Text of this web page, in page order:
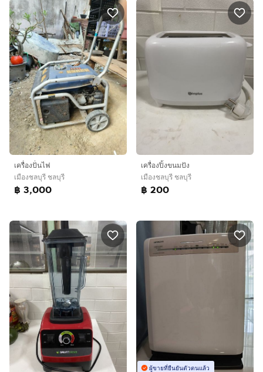
เครื่องปั่นไฟ
เมืองชลบุรี ชลบุรี
฿ 3,000
เครื่องปิ้งขนมปัง
เมืองชลบุรี ชลบุรี
฿ 200
ผู้ขายที่ยืนยันตัวตนแล้ว